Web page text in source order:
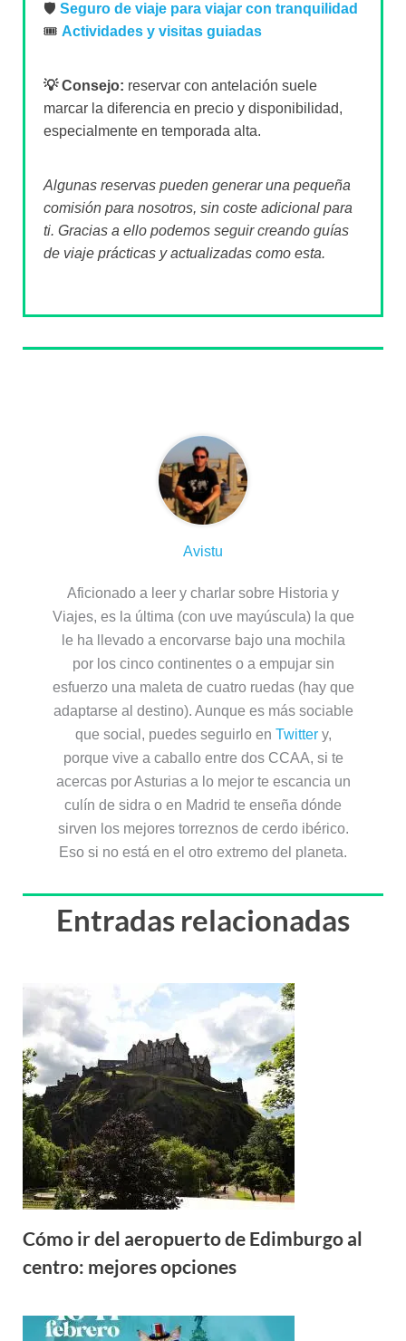
🛡️ Seguro de viaje para viajar con tranquilidad
🎟️ Actividades y visitas guiadas
💡 Consejo: reservar con antelación suele
marcar la diferencia en precio y disponibilidad,
especialmente en temporada alta.
Algunas reservas pueden generar una pequeña
comisión para nosotros, sin coste adicional para
ti. Gracias a ello podemos seguir creando guías
de viaje prácticas y actualizadas como esta.
Avistu
Aficionado a leer y charlar sobre Historia y
Viajes, es la última (con uve mayúscula) la que
le ha llevado a encorvarse bajo una mochila
por los cinco continentes o a empujar sin
esfuerzo una maleta de cuatro ruedas (hay que
adaptarse al destino). Aunque es más sociable
que social, puedes seguirlo en Twittery,
porque vive a caballo entre dos CCAA, si te
acercas por Asturias a lo mejor te escancia un
culín de sidra o en Madrid te enseña dónde
sirven los mejores torreznos de cerdo ibérico.
Eso si no está en el otro extremo del planeta.
Entradas relacionadas
Cómo ir del aeropuerto de Edimburgo al
centro: mejores opciones